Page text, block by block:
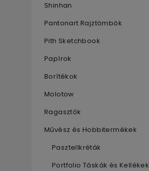
Shinhan
Pantonart Rajztömbök
Pith Sketchbook
Papírok
Borítékok
Molotow
Ragasztók
Művész és Hobbitermékek
Pasztellkréták
Portfolio Táskák és Kellékek